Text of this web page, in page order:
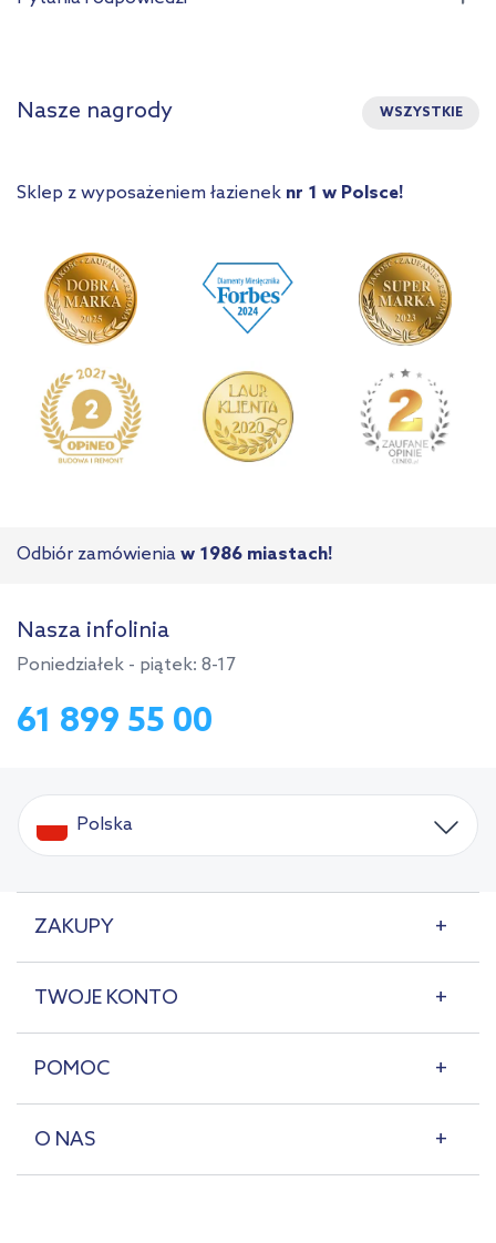
Nasze nagrody WSZYSTKIE
Sklep z wyposażeniem łazienek nr 1 w Polsce!
Odbiór zamówienia w 1986 miastach!
Nasza infolinia
Poniedziałek - piątek: 8-17
61 899 55 00
Polska
ZAKUPY
TWOJE KONTO
POMOC
O NAS